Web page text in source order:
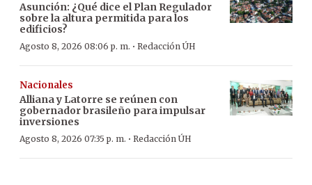
Asunción: ¿Qué dice el Plan Regulador
sobre la altura permitida para los
edificios?
Agosto 8, 2026 08:06 p. m. · Redacción ÚH
Nacionales
Alliana y Latorre se reúnen con
gobernador brasileño para impulsar
inversiones
Agosto 8, 2026 07:35 p. m. · Redacción ÚH